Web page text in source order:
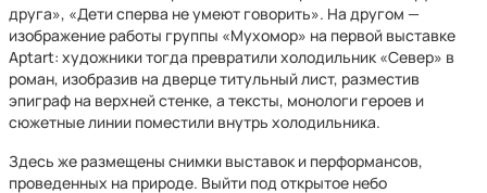
друга», «Дети сперва не умеют говорить». На другом —
изображение работы группы «Мухомор» на первой выставке
Aptart: художники тогда превратили холодильник «Север» в
роман, изобразив на дверце титульный лист, разместив
эпиграф на верхней стенке, а тексты, монологи героев и
сюжетные линии поместили внутрь холодильника.
Здесь же размещены снимки выставок и перформансов,
проведенных на природе. Выйти под открытое небо